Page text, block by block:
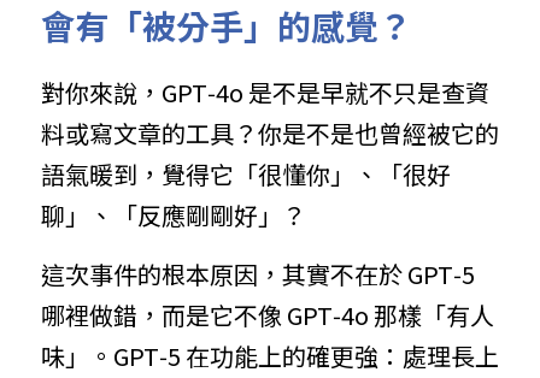
會有「被分手」的感覺？
對你來說，GPT‑4o 是不是早就不只是查資
料或寫文章的工具？你是不是也曾經被它的
語氣暖到，覺得它「很懂你」、「很好
聊」、「反應剛剛好」？
這次事件的根本原因，其實不在於 GPT‑5
哪裡做錯，而是它不像 GPT‑4o 那樣「有人
味」。GPT‑5 在功能上的確更強：處理長上